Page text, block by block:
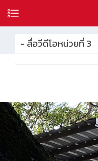
- สื่อวีดีโอหน่วยที่ 3